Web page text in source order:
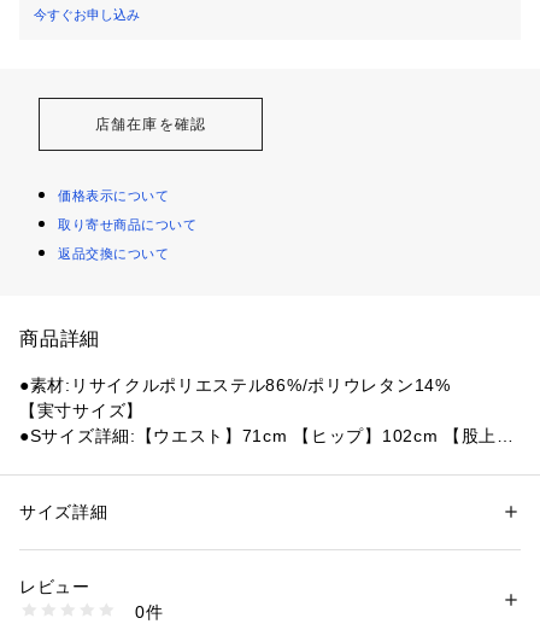
今すぐお申し込み
店舗在庫を確認
価格表示について
取り寄せ商品について
返品交換について
商品詳細
●素材:リサイクルポリエステル86%/ポリウレタン14%
【実寸サイズ】
●Sサイズ詳細:【ウエスト】71cm 【ヒップ】102cm 【股上】
30cm 【股下】17cm 【すそ幅】33cm 【わたり幅】34cm
●LLサイズ詳細:【ウエスト】84cm 【ヒップ】117cm 【股
上】31.5cm 【股下】18cm 【すそ幅】35cm 【わたり幅】36c
性別：メンズ
商品番号：
10880231701 （ショップ）
サイズ詳細
レビュー
0件